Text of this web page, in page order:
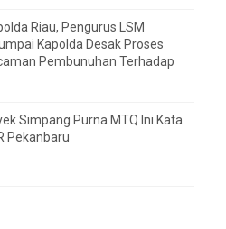
Riau, Pengurus LSM
Kapolda Desak Proses
Pembunuhan Terhadap
Simpang Purna MTQ Ini Kata
Pekanbaru